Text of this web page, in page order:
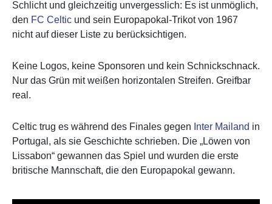
Schlicht und gleichzeitig unvergesslich: Es ist unmöglich,
den FC Celtic und sein Europapokal-Trikot von 1967
nicht auf dieser Liste zu berücksichtigen.
Keine Logos, keine Sponsoren und kein Schnickschnack.
Nur das Grün mit weißen horizontalen Streifen. Greifbar
real.
Celtic trug es während des Finales gegen Inter Mailand in
Portugal, als sie Geschichte schrieben. Die „Löwen von
Lissabon“ gewannen das Spiel und wurden die erste
britische Mannschaft, die den Europapokal gewann.